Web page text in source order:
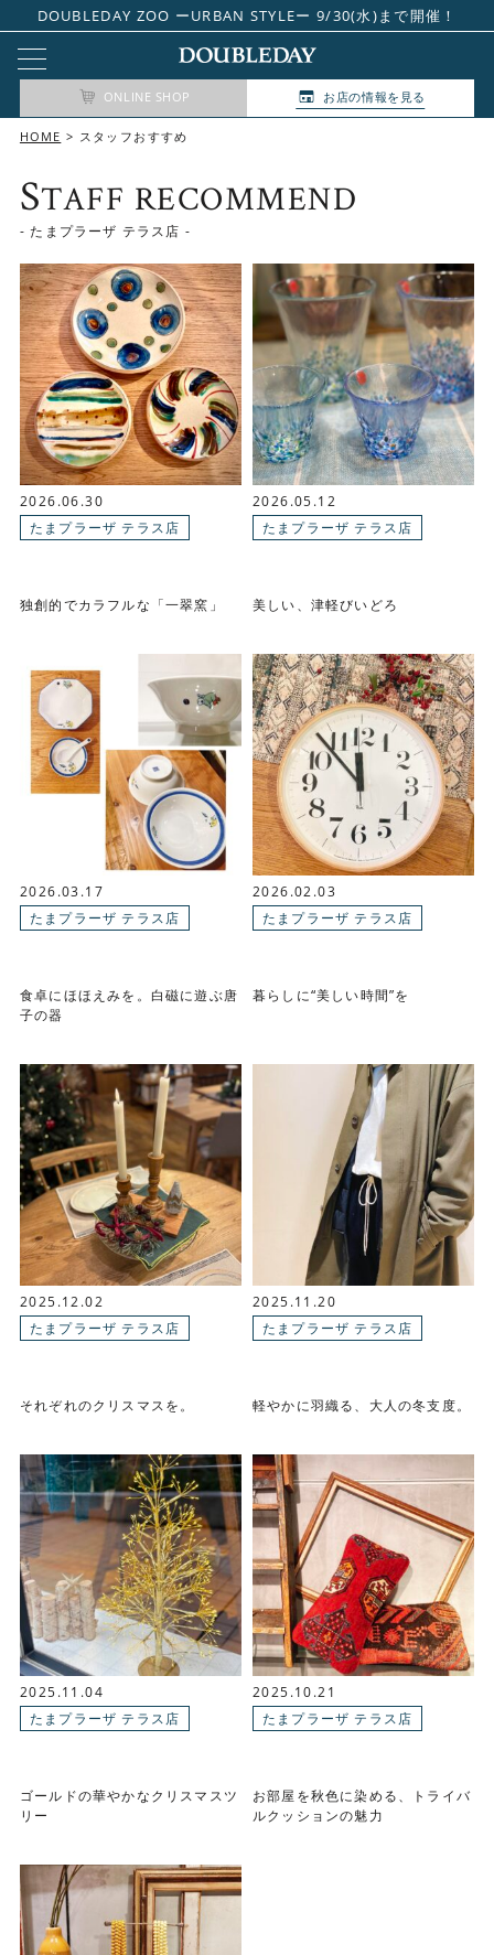
DOUBLEDAY ZOO ーURBAN STYLEー 9/30(水)まで開催！
ONLINE SHOP お店の情報を見る
HOME スタッフおすすめ
STAFF RECOMMEND
- たまプラーザ テラス店 -
2026.06.30
たまプラーザ テラス店
独創的でカラフルな「一翠窯」
2026.05.12
たまプラーザ テラス店
美しい、津軽びいどろ
2026.03.17
たまプラーザ テラス店
食卓にほほえみを。白磁に遊ぶ唐
子の器
2026.02.03
たまプラーザ テラス店
暮らしに“美しい時間”を
2025.12.02
たまプラーザ テラス店
それぞれのクリスマスを。
2025.11.20
たまプラーザ テラス店
軽やかに羽織る、大人の冬支度。
2025.11.04
たまプラーザ テラス店
ゴールドの華やかなクリスマスツ
リー
2025.10.21
たまプラーザ テラス店
お部屋を秋色に染める、トライバ
ルクッションの魅力